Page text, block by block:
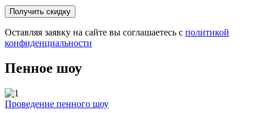
Оставляя заявку на сайте вы соглашаетесь с политикой
конфиденциальности
Пенное шоу
Проведение пенного шоу